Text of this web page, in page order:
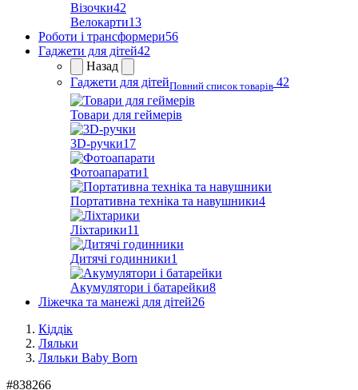
Візочки42
Велокарти13
Роботи і трансформери56
Гаджети для дітей42
Назад
Гаджети для дітейПовний список товарів 42
Товари для геймерів
3D-ручки17
Фотоапарати1
Портативна техніка та навушники4
Ліхтарики11
Дитячі годинники1
Акумулятори і батарейки8
Ліжечка та манежі для дітей26
Кіддік
Ляльки
Ляльки Baby Born
#838266